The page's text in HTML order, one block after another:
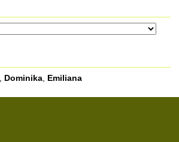
Dominika Emiliana